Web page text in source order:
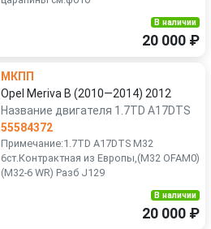
В наличии
20 000 ₽
МКПП
Opel Meriva B (2010—2014) 2012
Название двигателя 1.7TD A17DTS
55584372
Примечание:1.7TD A17DTS M32
6ст.Контрактная из Европы,(M32 OFAM0)
(M32-6 WR) Разб J129
В наличии
20 000 ₽